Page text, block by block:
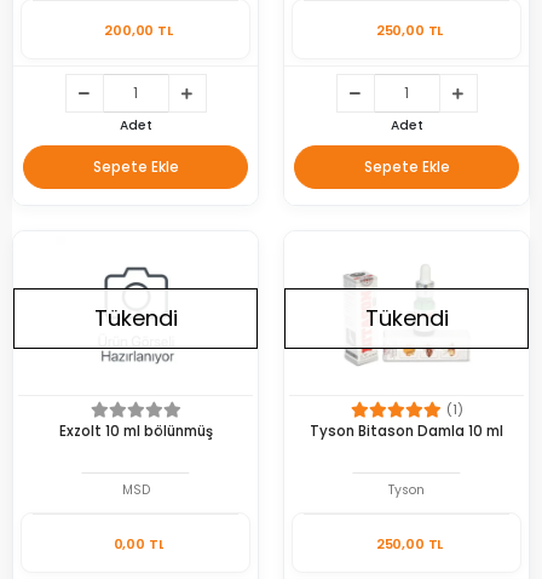
200,00 TL
Adet
Sepete Ekle
250,00 TL
Adet
Sepete Ekle
Tükendi
Exzolt 10 ml bölünmüş
MSD
0,00 TL
Tükendi
(1)
Tyson Bitason Damla 10 ml
Tyson
250,00 TL